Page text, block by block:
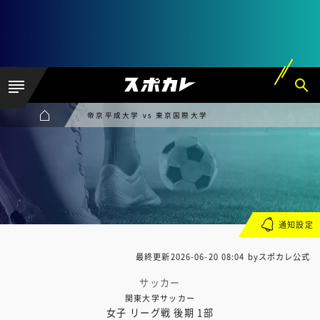
帝京平成大学 vs 東京国際大学
最終更新2026-06-20 08:04 byスポカレ公式
サッカー
関東大学サッカー
女子 リーグ戦 後期 1部
通知設定